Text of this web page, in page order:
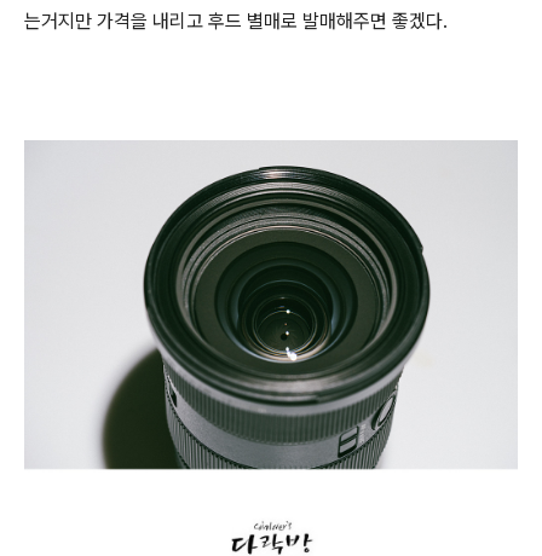
는거지만 가격을 내리고 후드 별매로 발매해주면 좋겠다.